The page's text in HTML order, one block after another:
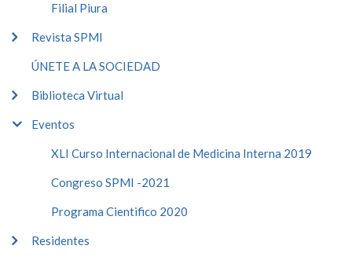
Filial Piura
Revista SPMI
ÚNETE A LA SOCIEDAD
Biblioteca Virtual
Eventos
XLI Curso Internacional de Medicina Interna 2019
Congreso SPMI -2021
Programa Cientifico 2020
Residentes